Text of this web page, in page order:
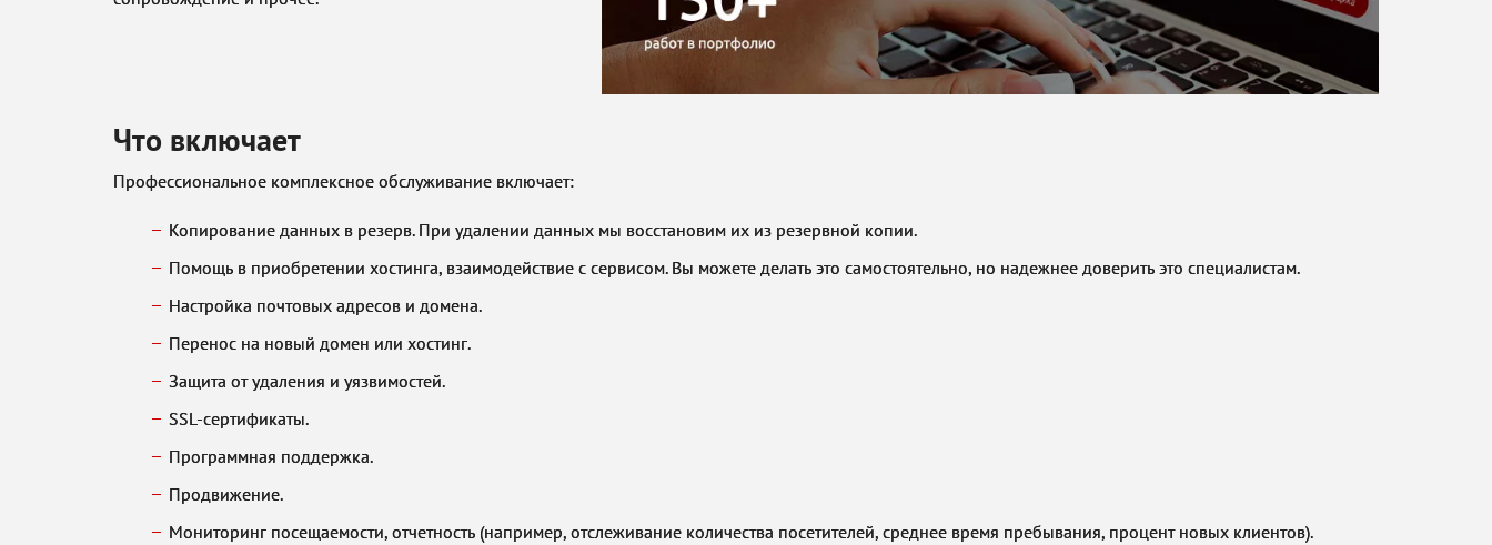
Что включает
Профессиональное комплексное обслуживание включает:
Копирование данных в резерв. При удалении данных мы восстановим их из резервной копии.
Помощь в приобретении хостинга, взаимодействие с сервисом. Вы можете делать это самостоятельно, но надежнее доверить это специалистам.
Настройка почтовых адресов и домена.
Перенос на новый домен или хостинг.
Защита от удаления и уязвимостей.
SSL-сертификаты.
Программная поддержка.
Продвижение.
Мониторинг посещаемости, отчетность (например, отслеживание количества посетителей, среднее время пребывания, процент новых клиентов).